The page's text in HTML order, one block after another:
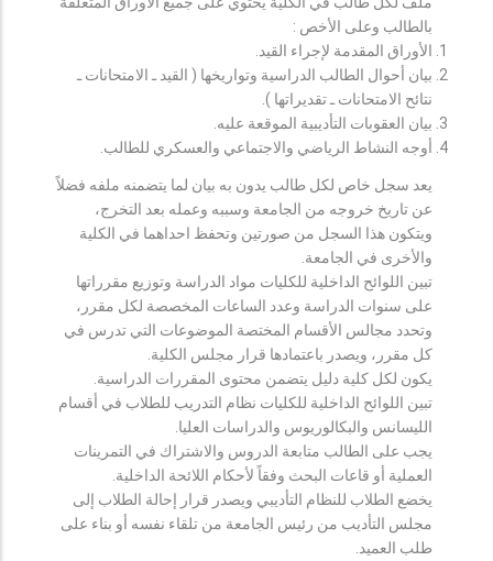
بالطالب وعلى الأخص :
الأوراق المقدمة لإجراء القيد.
بيان أحوال الطالب الدراسية وتواريخها ( القيد ـ الامتحانات ـ
نتائح الامتحانات ـ تقديراتها ).
بيان العقوبات التأديبية الموقعة عليه.
أوجه النشاط الرياضي والاجتماعي والعسكري للطالب.
يعد سجل خاص لكل طالب يدون به بيان لما يتضمنه ملفه فضلاً
عن تاريخ خروجه من الجامعة وسببه وعمله بعد التخرج،
ويتكون هذا السجل من صورتين وتحفظ احداهما في الكلية
والأخرى في الجامعة.
تبين اللوائح الداخلية للكليات مواد الدراسة وتوزيع مقرراتها
على سنوات الدراسة وعدد الساعات المخصصة لكل مقرر،
وتحدد مجالس الأقسام المختصة الموضوعات التي تدرس في
كل مقرر، ويصدر باعتمادها قرار مجلس الكلية.
يكون لكل كلية دليل يتضمن محتوى المقررات الدراسية.
تبين اللوائح الداخلية للكليات نظام التدريب للطلاب في أقسام
الليسانس والبكالوريوس والدراسات العليا.
يجب على الطالب متابعة الدروس والاشتراك في التمرينات
العملية أو قاعات البحث وفقاً لأحكام اللائحة الداخلية.
يخضع الطلاب للنظام التأديبي ويصدر قرار إحالة الطلاب إلى
مجلس التأديب من رئيس الجامعة من تلقاء نفسه أو بناء على
طلب العميد.